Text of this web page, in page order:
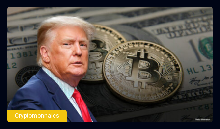
Cryptomonnaies